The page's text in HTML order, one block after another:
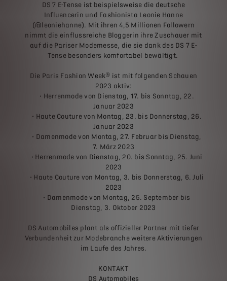
DS 7 E-Tense ist beispielsweise die deutsche
Influencerin und Fashionista Leonie Hanne
(@leoniehanne). Mit ihren 4,5 Millionen Followern
nimmt die einflussreiche Bloggerin ihre Zuschauer mit
auf die Pariser Modemesse, die sie dank des DS 7 E-
Tense besonders komfortabel bewältigt.
Die Paris Fashion Week® ist mit folgenden Schauen
2023 aktiv:
• Herrenmode von Dienstag, 17. bis Sonntag, 22.
Januar 2023
• Haute Couture von Montag, 23. bis Donnerstag, 26.
Januar 2023
• Damenmode von Montag, 27. Februar bis Dienstag,
7. März 2023
• Herrenmode von Dienstag, 20. bis Sonntag, 25. Juni
2023
• Haute Couture von Montag, 3. bis Donnerstag, 6. Juli
2023
• Damenmode von Montag, 25. September bis
Dienstag, 3. Oktober 2023
DS Automobiles plant als offizieller Partner mit tiefer
Verbundenheit zur Modebranche weitere Aktivierungen
im Laufe des Jahres.
KONTAKT
DS Automobiles